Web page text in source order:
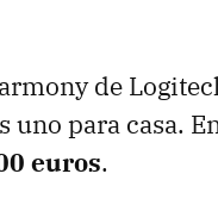
de
para casa.
euros.